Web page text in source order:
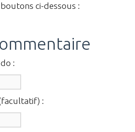
ci-dessous :
:
: